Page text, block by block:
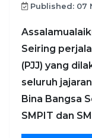
Published: 07
Seiring
(PJJ) yang
seluruh
Bina Bangsa
SMPIT dan